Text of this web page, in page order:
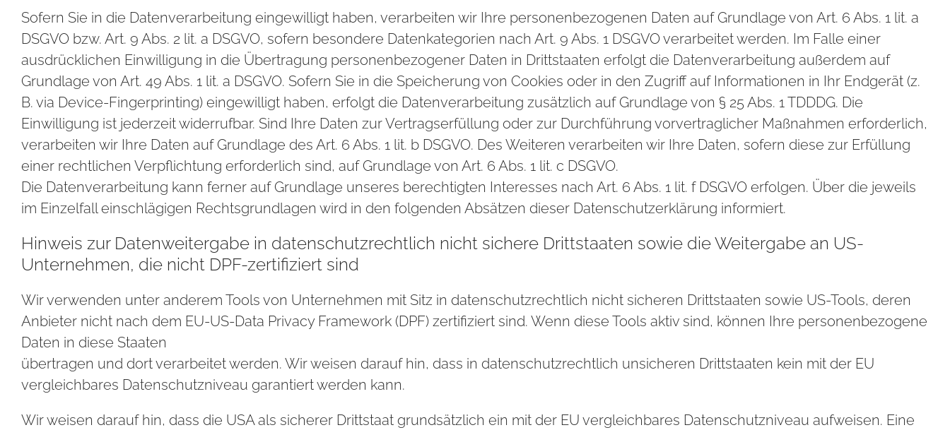
Sofern Sie in die Datenverarbeitung eingewilligt haben, verarbeiten wir Ihre personenbezogenen Daten auf Grundlage von Art. 6 Abs. 1 lit. a
DSGVO bzw. Art. 9 Abs. 2 lit. a DSGVO, sofern besondere Datenkategorien nach Art. 9 Abs. 1 DSGVO verarbeitet werden. Im Falle einer
ausdrücklichen Einwilligung in die Übertragung personenbezogener Daten in Drittstaaten erfolgt die Datenverarbeitung außerdem auf
Grundlage von Art. 49 Abs. 1 lit. a DSGVO. Sofern Sie in die Speicherung von Cookies oder in den Zugriff auf Informationen in Ihr Endgerät (z.
B. via Device-Fingerprinting) eingewilligt haben, erfolgt die Datenverarbeitung zusätzlich auf Grundlage von § 25 Abs. 1 TDDDG. Die
Einwilligung ist jederzeit widerrufbar. Sind Ihre Daten zur Vertragserfüllung oder zur Durchführung vorvertraglicher Maßnahmen erforderlich,
verarbeiten wir Ihre Daten auf Grundlage des Art. 6 Abs. 1 lit. b DSGVO. Des Weiteren verarbeiten wir Ihre Daten, sofern diese zur Erfüllung
einer rechtlichen Verpflichtung erforderlich sind, auf Grundlage von Art. 6 Abs. 1 lit. c DSGVO.
Die Datenverarbeitung kann ferner auf Grundlage unseres berechtigten Interesses nach Art. 6 Abs. 1 lit. f DSGVO erfolgen. Über die jeweils
im Einzelfall einschlägigen Rechtsgrundlagen wird in den folgenden Absätzen dieser Datenschutzerklärung informiert.
Hinweis zur Datenweitergabe in datenschutzrechtlich nicht sichere Drittstaaten sowie die Weitergabe an US-
Unternehmen, die nicht DPF-zertifiziert sind
Wir verwenden unter anderem Tools von Unternehmen mit Sitz in datenschutzrechtlich nicht sicheren Drittstaaten sowie US-Tools, deren
Anbieter nicht nach dem EU-US-Data Privacy Framework (DPF) zertifiziert sind. Wenn diese Tools aktiv sind, können Ihre personenbezogene
Daten in diese Staaten
übertragen und dort verarbeitet werden. Wir weisen darauf hin, dass in datenschutzrechtlich unsicheren Drittstaaten kein mit der EU
vergleichbares Datenschutzniveau garantiert werden kann.
Wir weisen darauf hin, dass die USA als sicherer Drittstaat grundsätzlich ein mit der EU vergleichbares Datenschutzniveau aufweisen. Eine